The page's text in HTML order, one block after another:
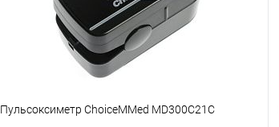
Пульсоксиметр ChoiceMMed MD300C21C